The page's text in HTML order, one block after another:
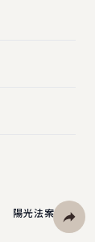
陽光法案